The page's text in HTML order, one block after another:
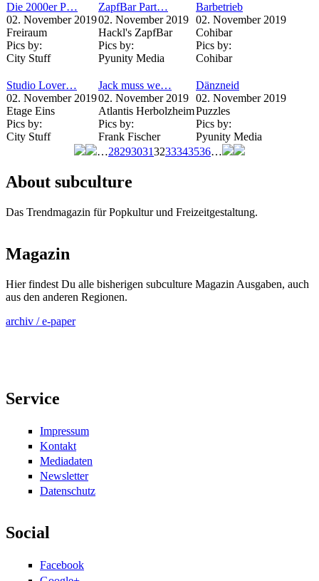
Die 2000er P…
02. November 2019
Freiraum
Pics by:
City Stuff
ZapfBar Part…
02. November 2019
Hackl's ZapfBar
Pics by:
Pyunity Media
Barbetrieb
02. November 2019
Cohibar
Pics by:
Cohibar
Studio Lover…
02. November 2019
Etage Eins
Pics by:
City Stuff
Jack muss we…
02. November 2019
Atlantis Herbolzheim
Pics by:
Frank Fischer
Dänzneid
02. November 2019
Puzzles
Pics by:
Pyunity Media
…282930313233343536…
About subculture
Das Trendmagazin für Popkultur und Freizeitgestaltung.
Magazin
Hier findest Du alle bisherigen subculture Magazin Ausgaben, auch
aus den anderen Regionen.
archiv / e-paper
Service
Impressum
Kontakt
Mediadaten
Newsletter
Datenschutz
Social
Facebook